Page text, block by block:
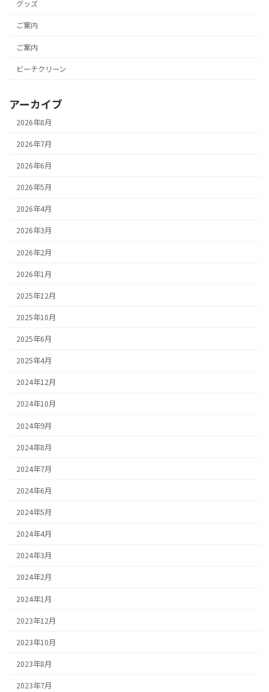
グッズ
ご案内
ご案内
ビーチクリーン
アーカイブ
2026年8月
2026年7月
2026年6月
2026年5月
2026年4月
2026年3月
2026年2月
2026年1月
2025年12月
2025年10月
2025年6月
2025年4月
2024年12月
2024年10月
2024年9月
2024年8月
2024年7月
2024年6月
2024年5月
2024年4月
2024年3月
2024年2月
2024年1月
2023年12月
2023年10月
2023年8月
2023年7月